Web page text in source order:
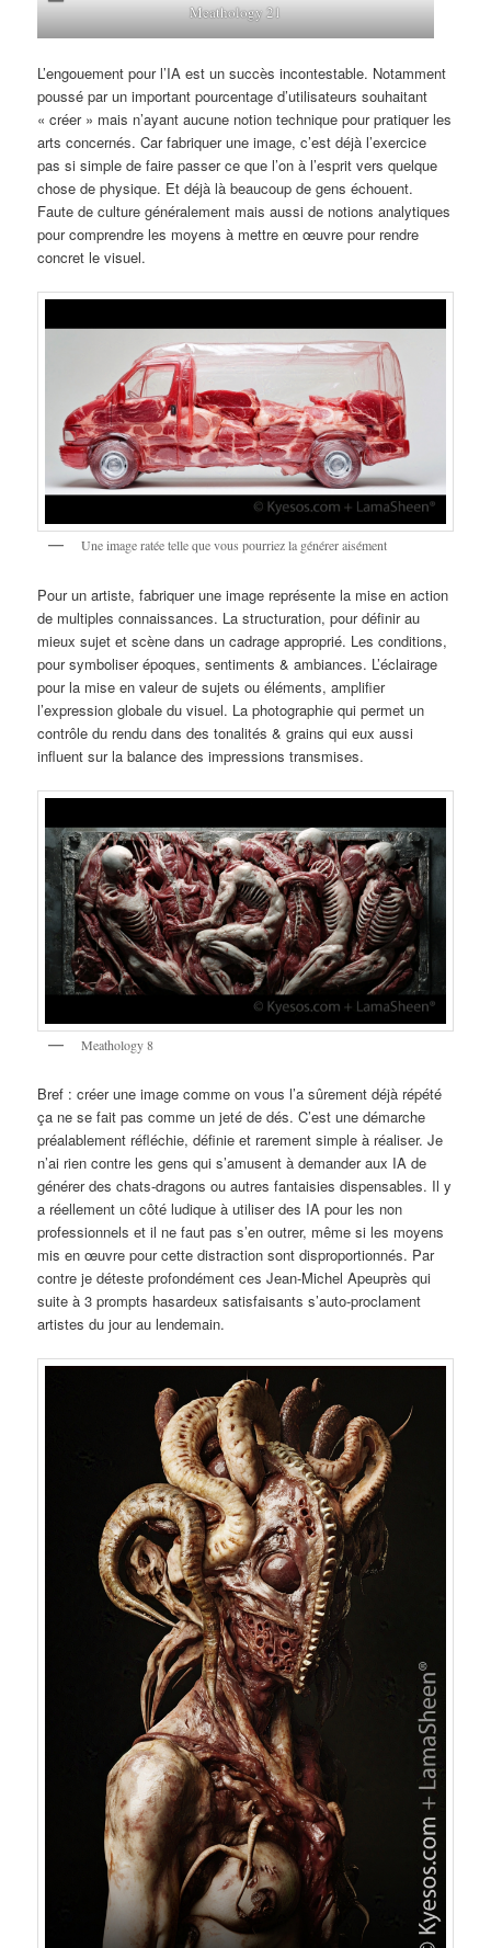
Meathology 21
L’engouement pour l’IA est un succès incontestable. Notamment
poussé par un important pourcentage d’utilisateurs souhaitant
« créer » mais n’ayant aucune notion technique pour pratiquer les
arts concernés. Car fabriquer une image, c’est déjà l’exercice
pas si simple de faire passer ce que l’on à l’esprit vers quelque
chose de physique. Et déjà là beaucoup de gens échouent.
Faute de culture généralement mais aussi de notions analytiques
pour comprendre les moyens à mettre en œuvre pour rendre
concret le visuel.
Une image ratée telle que vous pourriez la générer aisément
Pour un artiste, fabriquer une image représente la mise en action
de multiples connaissances. La structuration, pour définir au
mieux sujet et scène dans un cadrage approprié. Les conditions,
pour symboliser époques, sentiments & ambiances. L’éclairage
pour la mise en valeur de sujets ou éléments, amplifier
l’expression globale du visuel. La photographie qui permet un
contrôle du rendu dans des tonalités & grains qui eux aussi
influent sur la balance des impressions transmises.
Meathology 8
Bref : créer une image comme on vous l’a sûrement déjà répété
ça ne se fait pas comme un jeté de dés. C’est une démarche
préalablement réfléchie, définie et rarement simple à réaliser. Je
n’ai rien contre les gens qui s’amusent à demander aux IA de
générer des chats-dragons ou autres fantaisies dispensables. Il y
a réellement un côté ludique à utiliser des IA pour les non
professionnels et il ne faut pas s’en outrer, même si les moyens
mis en œuvre pour cette distraction sont disproportionnés. Par
contre je déteste profondément ces Jean-Michel Apeuprès qui
suite à 3 prompts hasardeux satisfaisants s’auto-proclament
artistes du jour au lendemain.